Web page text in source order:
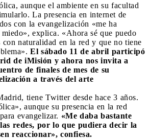
aunque el ambiente en su facultad
La presencia en internet de
con la evangelización «me ha
miedo», explica. «Ahora sé que puedo
con naturalidad en la red y que no tiene
El sábado 11 de abril participó
de iMisión y ahora nos invita a
de finales de mes de su
a través del arte
tiene Twitter desde hace 3 años.
aunque su presencia en la red
evangelizar. «Me daba bastante
redes, por lo que pudiera decir la
reaccionar», confiesa.